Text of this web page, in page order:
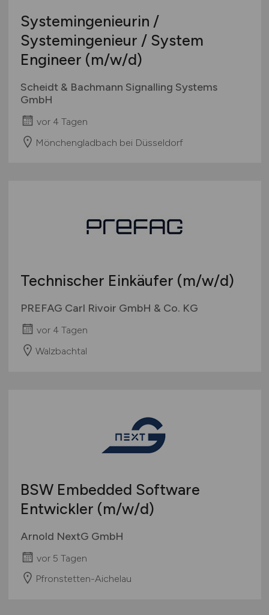
Systemingenieurin /
Systemingenieur / System
Engineer (m/w/d)
Scheidt & Bachmann Signalling Systems
GmbH
vor 4 Tagen
Mönchengladbach bei Düsseldorf
Technischer Einkäufer (m/w/d)
PREFAG Carl Rivoir GmbH & Co. KG
vor 4 Tagen
Walzbachtal
BSW Embedded Software
Entwickler (m/w/d)
Arnold NextG GmbH
vor 5 Tagen
Pfronstetten-Aichelau